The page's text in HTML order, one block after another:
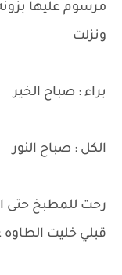
مرسوم عليها
ونزلت
براء : صباح الخير
الكل : صباح النور
رحت للمطبخ حتى
قبلي خليت